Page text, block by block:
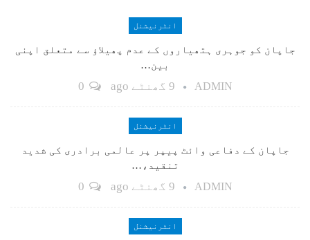
انٹرنیشنل
جاپان کو جوہری ہتھیاروں کے عدم پھیلاؤ سے متعلق اپنی
بین…
ADMIN 9 گھنٹے ago
انٹرنیشنل
جاپان کے دفاعی وائٹ پیپر پر عالمی برادری کی شدید
تنقید،…
ADMIN 9 گھنٹے ago
انٹرنیشنل